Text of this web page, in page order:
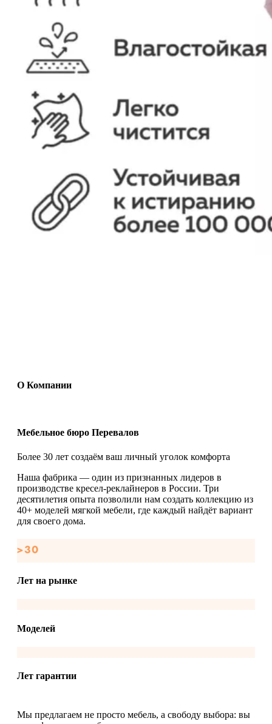
О Компании
Мебельное бюро Перевалов
Более 30 лет создаём ваш личный уголок комфорта
Наша фабрика — один из признанных лидеров в
производстве кресел-реклайнеров в России. Три
десятилетия опыта позволили нам создать коллекцию из
40+ моделей мягкой мебели, где каждый найдёт вариант
для своего дома.
Лет на рынке
Моделей
Лет гарантии
Мы предлагаем не просто мебель, а свободу выбора: вы